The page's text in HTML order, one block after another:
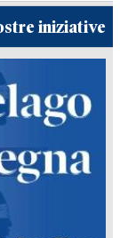
iniziative